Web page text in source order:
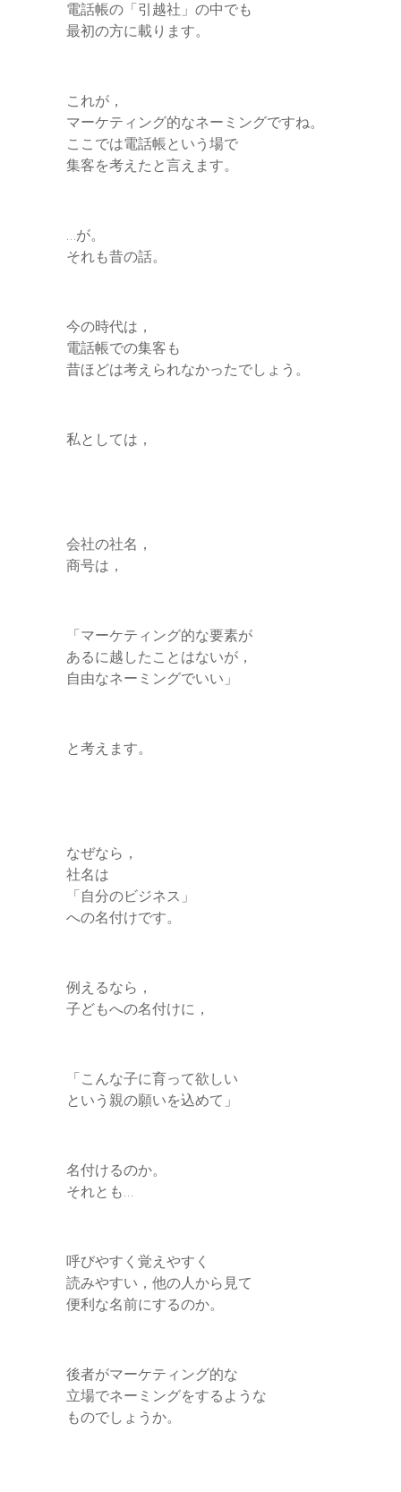
電話帳の「引越社」の中でも
最初の方に載ります。
これが，
マーケティング的なネーミングですね。
ここでは電話帳という場で
集客を考えたと言えます。
…が。
それも昔の話。
今の時代は，
電話帳での集客も
昔ほどは考えられなかったでしょう。
私としては，
会社の社名，
商号は，
「マーケティング的な要素が
あるに越したことはないが，
自由なネーミングでいい」
と考えます。
なぜなら，
社名は
「自分のビジネス」
への名付けです。
例えるなら，
子どもへの名付けに，
「こんな子に育って欲しい
という親の願いを込めて」
名付けるのか。
それとも…
呼びやすく覚えやすく
読みやすい，他の人から見て
便利な名前にするのか。
後者がマーケティング的な
立場でネーミングをするような
ものでしょうか。